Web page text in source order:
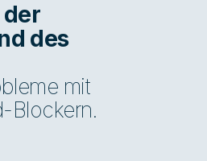
des
mit
Blockern.